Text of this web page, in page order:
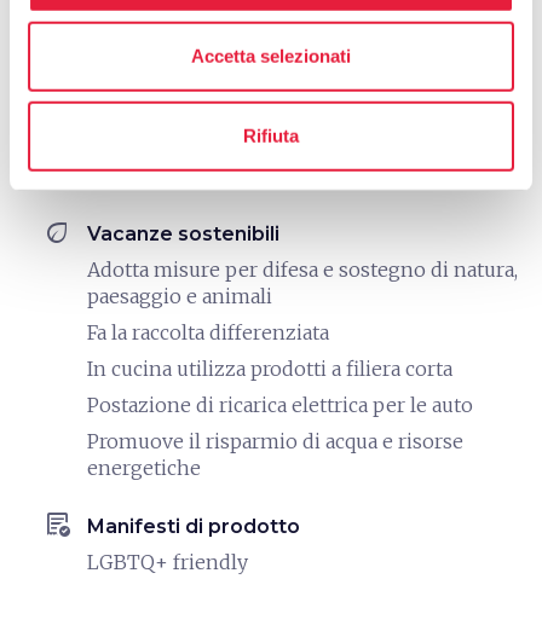
Accetta selezionati
Rifiuta
Bike: E-Bike
Servizi per lavorare
Wifi a banda larga
eco Vacanze sostenibili
Adotta misure per difesa e sostegno di natura,
paesaggio e animali
Fa la raccolta differenziata
In cucina utilizza prodotti a filiera corta
Postazione di ricarica elettrica per le auto
Promuove il risparmio di acqua e risorse
energetiche
order_approve Manifesti di prodotto
LGBTQ+ friendly